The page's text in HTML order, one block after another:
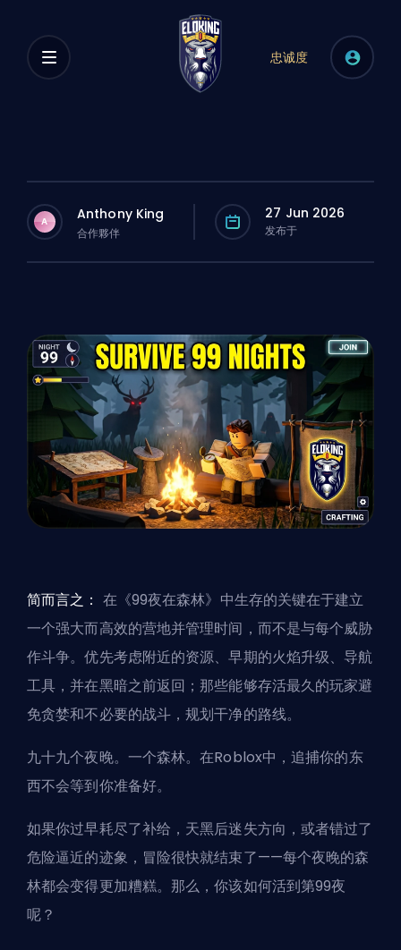
忠诚度
A Anthony King
合作夥伴
27 Jun 2026
发布于
简而言之： 在《99夜在森林》中生存的关键在于建立
一个强大而高效的营地并管理时间，而不是与每个威胁
作斗争。优先考虑附近的资源、早期的火焰升级、导航
工具，并在黑暗之前返回；那些能够存活最久的玩家避
免贪婪和不必要的战斗，规划干净的路线。
九十九个夜晚。一个森林。在Roblox中，追捕你的东
西不会等到你准备好。
如果你过早耗尽了补给，天黑后迷失方向，或者错过了
危险逼近的迹象，冒险很快就结束了——每个夜晚的森
林都会变得更加糟糕。那么，你该如何活到第99夜
呢？